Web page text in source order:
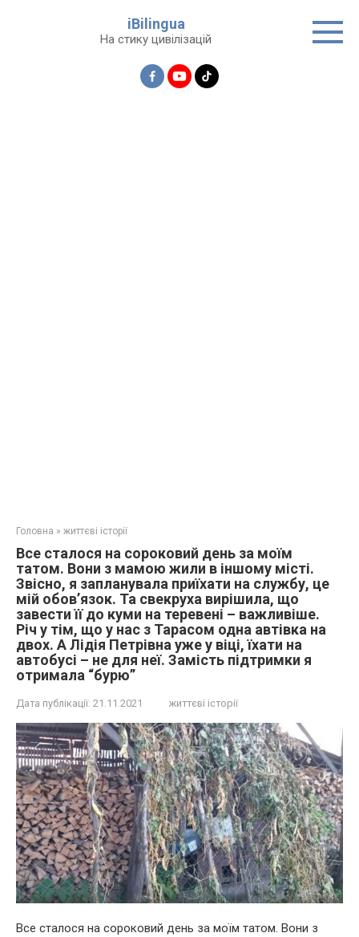
iBilingua
На стику цивілізацій
Головна » життєві історії
Все сталося на сороковий день за моїм
татом. Вони з мамою жили в іншому місті.
Звісно, я запланувала приїхати на службу, це
мій обов’язок. Та свекруха вирішила, що
завести її до куми на теревені – важливіше.
Річ у тім, що у нас з Тарасом одна автівка на
двох. А Лідія Петрівна уже у віці, їхати на
автобусі – не для неї. Замість підтримки я
отримала “бурю”
Дата публікації: 21.11.2021 життєві історії
Все сталося на сороковий день за моїм татом. Вони з